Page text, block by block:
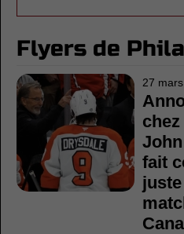
Flyers de
27
fait